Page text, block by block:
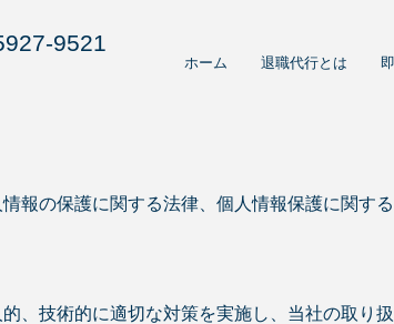
9521
ホーム 退職代行とは
報の保護に関する法律、個人情報保護に関す
、技術的に適切な対策を実施し、当社の取り